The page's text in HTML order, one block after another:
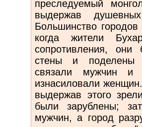
преследуемый
выдержав
Большинство
когда жители
сопротивления,
стены и поделены
связали мужчин
изнасиловали
выдержав этого
были зарублены;
мужчин, а город